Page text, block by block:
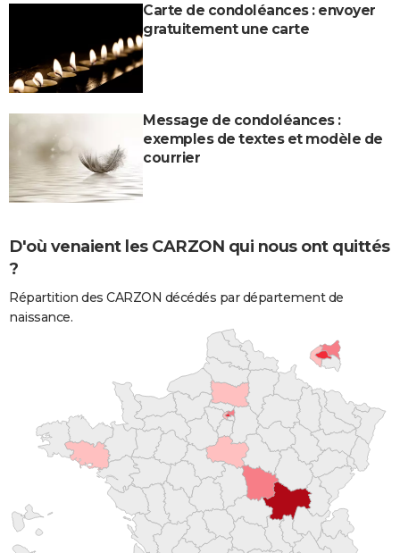
Carte de condoléances : envoyer
gratuitement une carte
Message de condoléances :
exemples de textes et modèle de
courrier
D'où venaient les CARZON qui nous ont quittés
?
Répartition des CARZON décédés par département de
naissance.